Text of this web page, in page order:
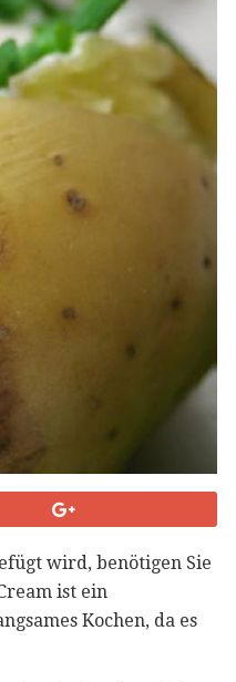
wird, benötigen Sie
ist ein
Kochen, da es